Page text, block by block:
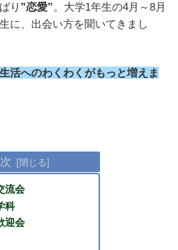
り ”恋愛”。大学1年生の4月～8月
に、出会い方を聞いてきまし
活へのわくわくがもっと増えま
流会
科
迎会